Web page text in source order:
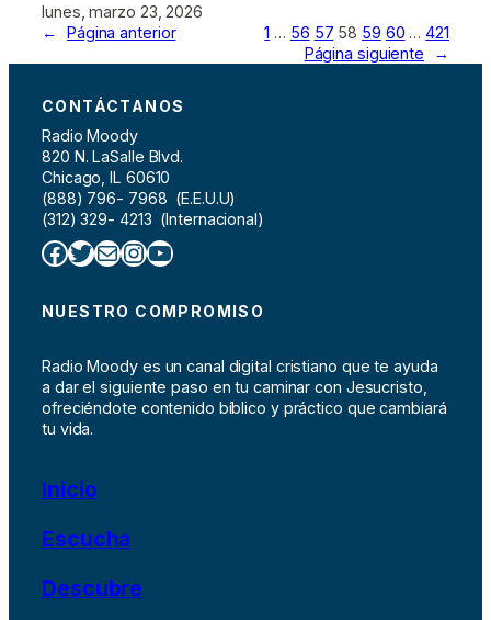
lunes, marzo 23, 2026
←
Página anterior 1 … 56 57 58 59 60 … 421
Página siguiente
→
CONTÁCTANOS
Radio Moody
820 N. LaSalle Blvd.
Chicago, IL 60610
(888) 796- 7968 (E.E.U.U)
(312) 329- 4213 (Internacional)
Facebook Twitter Correo electrónico InstagramYouTube
NUESTRO COMPROMISO
Radio Moody es un canal digital cristiano que te ayuda
a dar el siguiente paso en tu caminar con Jesucristo,
ofreciéndote contenido bíblico y práctico que cambiará
tu vida.
Inicio
Escucha
Descubre